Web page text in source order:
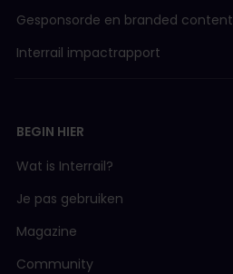
Gesponsorde en branded content
Interrail impactrapport
BEGIN HIER
Wat is Interrail?
Je pas gebruiken
Magazine
Community